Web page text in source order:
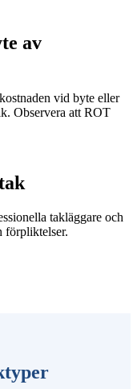
av
vid byte eller
Observera att ROT
takläggare och
förpliktelser.